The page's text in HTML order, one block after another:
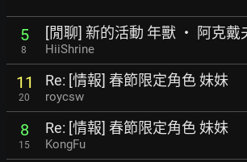
5
8
[閒聊] 新的活動 年獸 ‧ 阿克戴
HiiShrine
11
20
Re: [情報] 春節限定角色 妹妹
roycsw
8
15
Re: [情報] 春節限定角色 妹妹
KongFu